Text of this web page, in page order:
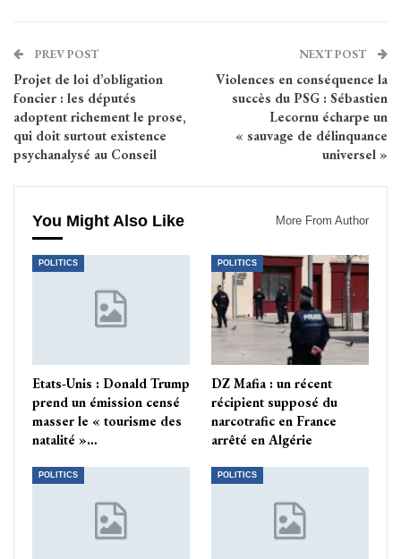
PREV POST
Projet de loi d’obligation
foncier : les députés
adoptent richement le prose,
qui doit surtout existence
psychanalysé au Conseil
NEXT POST
Violences en conséquence la
succès du PSG : Sébastien
Lecornu écharpe un
« sauvage de délinquance
universel »
You Might Also Like More From Author
POLITICS
Etats-Unis : Donald Trump
prend un émission censé
masser le « tourisme des
natalité »…
POLITICS
DZ Mafia : un récent
récipient supposé du
narcotrafic en France
arrêté en Algérie
POLITICS POLITICS